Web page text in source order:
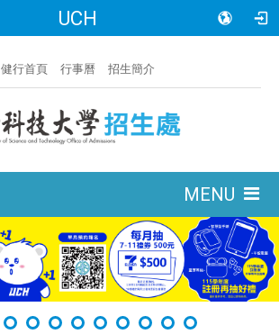
UCH
健行首頁 行事曆 招生簡介
MENU